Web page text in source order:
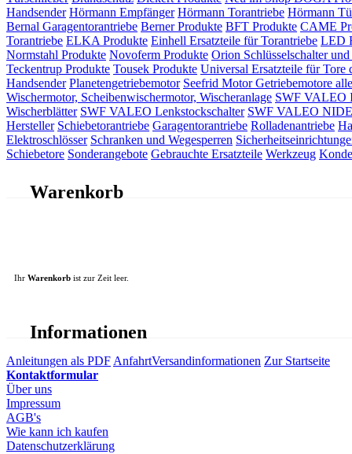
Handsender Hörmann Empfänger Hörmann Torantriebe Hörmann
Bernal Garagentorantriebe Berner Produkte BFT Produkte CAME
Torantriebe ELKA Produkte Einhell Ersatzteile für Torantriebe LED
Normstahl Produkte Novoferm Produkte Orion Schlüsselschalter und
Teckentrup Produkte Tousek Produkte Universal Ersatzteile für Tore
Handsender Planetengetriebemotor Seefrid Motor Getriebemotore
Wischermotor, Scheibenwischermotor, Wischeranlage SWF VALEO
Wischerblätter SWF VALEO Lenkstockschalter SWF VALEO
Hersteller Schiebetorantriebe Garagentorantriebe Rolladenantriebe
Elektroschlösser Schranken und Wegesperren
Schiebetore Sonderangebote Gebrauchte Ersatzteile Werkzeug
Warenkorb
Ihr Warenkorb ist zur Zeit leer.
Informationen
Anleitungen als PDF AnfahrtVersandinformationen Zur Startseite
Kontaktformular
Über uns
Impressum
AGB's
Wie kann ich kaufen
Datenschutzerklärung